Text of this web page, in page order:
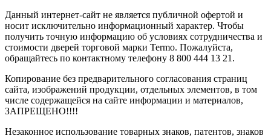
Данный интернет-сайт не является публичной офертой и
носит исключительно информационный характер. Чтобы
получить точную информацию об условиях сотрудничества и
стоимости дверей торговой марки Termo. Пожалуйста,
обращайтесь по контактному телефону 8 800 444 13 21.
Копирование без предварительного согласования страниц
сайта, изображений продукции, отдельных элементов, в том
числе содержащейся на сайте информации и материалов,
ЗАПРЕЩЕНО!!!!
Незаконное использование товарных знаков, патентов, знаков